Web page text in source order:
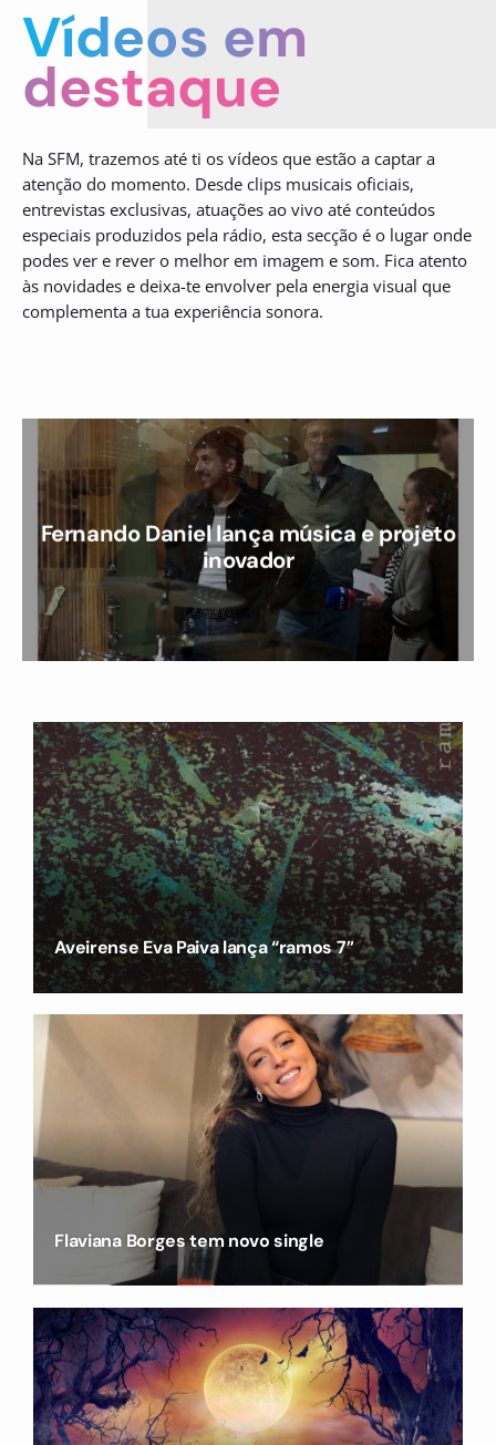
Vídeos em
destaque
Na SFM, trazemos até ti os vídeos que estão a captar a
atenção do momento. Desde clips musicais oficiais,
entrevistas exclusivas, atuações ao vivo até conteúdos
especiais produzidos pela rádio, esta secção é o lugar onde
podes ver e rever o melhor em imagem e som. Fica atento
às novidades e deixa-te envolver pela energia visual que
complementa a tua experiência sonora.
Fernando Daniel lança música e projeto
inovador
Aveirense Eva Paiva lança “ramos 7”
Flaviana Borges tem novo single